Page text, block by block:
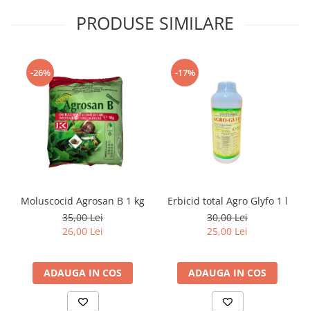
PRODUSE SIMILARE
-26%
Moluscocid Agrosan B 1 kg
35,00 Lei
26,00 Lei
ADAUGA IN COS
-17%
Erbicid total Agro Glyfo 1 l
30,00 Lei
25,00 Lei
ADAUGA IN COS